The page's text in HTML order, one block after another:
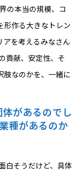
の本当の規模、コ
形作る大きなトレン
アを考えるみなさん
貢献、安定性、そ
肢なのかを、一緒に
があるのでし
種があるのか
白そうだけど、具体